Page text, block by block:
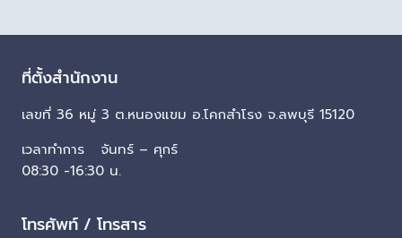
ที่ตั้งสำนักงาน
เลขที่ 36 หมู่ 3 ต.หนองแขม อ.โคกสำโรง จ.ลพบุรี 15120
เวลาทำการ จันทร์ – ศุกร์
08:30 -16:30 น.
โทรศัพท์ / โทรสาร